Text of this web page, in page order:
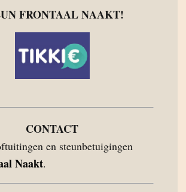
FRONTAAL NAAKT!
CONTACT
en steunbetuigingen
Naakt.